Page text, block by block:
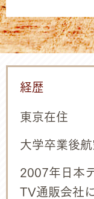
経歴
東京在住
大学卒業後
2007年日本
TV通販会社